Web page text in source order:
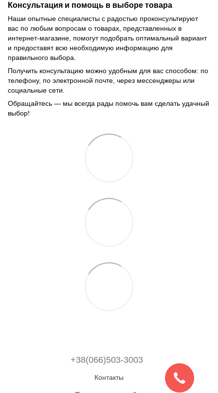
Консультация и помощь в выборе товара
Наши опытные специалисты с радостью проконсультируют
вас по любым вопросам о товарах, представленных в
интернет-магазине, помогут подобрать оптимальный вариант
и предоставят всю необходимую информацию для
правильного выбора.
Получить консультацию можно удобным для вас способом: по
телефону, по электронной почте, через мессенджеры или
социальные сети.
Обращайтесь — мы всегда рады помочь вам сделать удачный
выбор!
+38(066)503-3003
Контакты